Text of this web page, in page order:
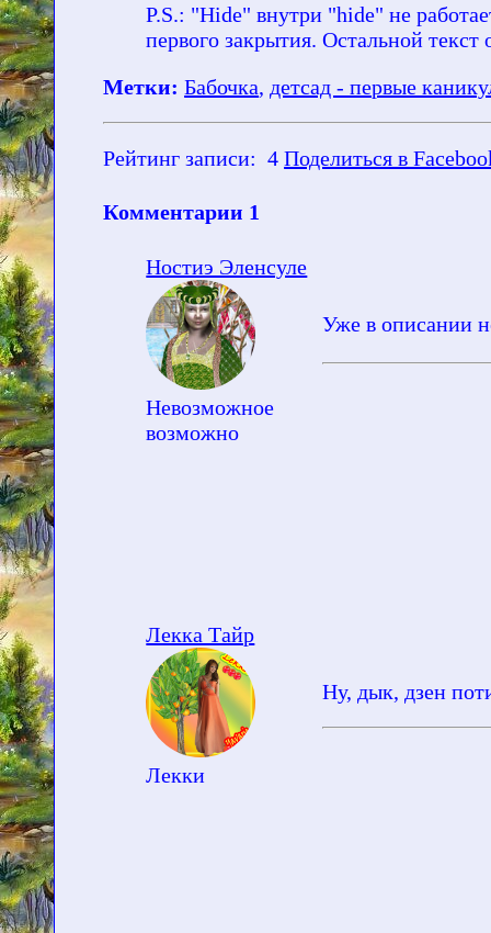
P.S.: "Hide" внутри "hide" не
первого закрытия. Остальной текст
Метки: Бабочка, детсад - первые
Рейтинг записи: 4 Поделиться в
Комментарии 1
Ностиэ Эленсуле
Невозможное
возможно
Уже в описании
Лекка Тайр
Лекки
Ну, дык, дзен